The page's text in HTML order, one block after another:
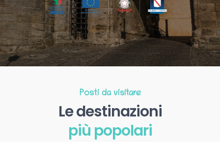
Posti da visitare
Le destinazioni
più popolari